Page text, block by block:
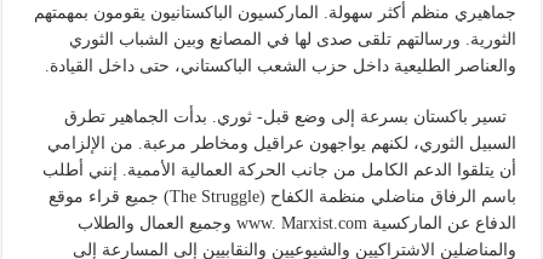
جماهيري منظم أكثر سهولة. الماركسيون الباكستانيون يقومون بمهمتهم
الثورية. ورسالتهم تلقى صدى لها في المصانع وبين الشباب الثوري
والعناصر الطليعية داخل حزب الشعب الباكستاني، حتى داخل القيادة.
تسير باكستان بسرعة إلى وضع قبل- ثوري. بدأت الجماهير تطرق
السبيل الثوري، لكنهم يواجهون عراقيل ومخاطر مرعبة. من الإلزامي
أن يتلقوا الدعم الكامل من جانب الحركة العمالية الأممية. إنني أطلب
باسم الرفاق مناضلي منظمة الكفاح (The Struggle) جميع قراء موقع
الدفاع عن الماركسية www. Marxist.com وجميع العمال والطلاب
والمناضلين الاشتراكيين والشيوعيين والنقابيين إلى المسارعة إلى